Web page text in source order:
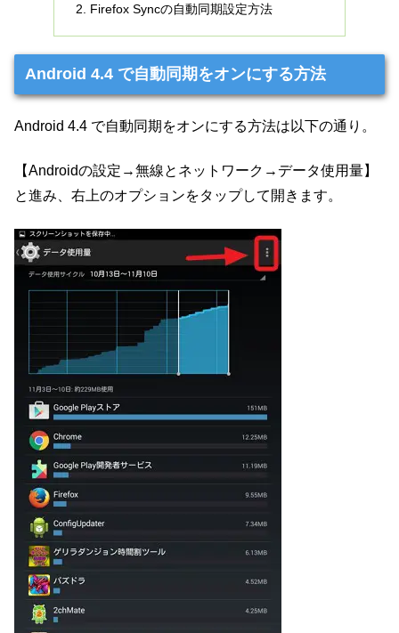
Firefox Syncの自動同期設定方法
Android 4.4 で自動同期をオンにする方法
Android 4.4 で自動同期をオンにする方法は以下の通り。
【Androidの設定→無線とネットワーク→データ使用量】
と進み、右上のオプションをタップして開きます。